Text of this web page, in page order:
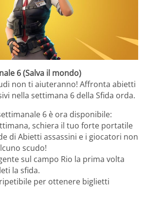
6 (Salva il mondo)
non ti aiuteranno! Affronta abietti
nella settimana 6 della Sfida orda.
6 è ora disponibile:
schiera il tuo forte portatile
di Abietti assassini e i giocatori non
scudo!
sul campo Rio la prima volta
la sfida.
per ottenere biglietti